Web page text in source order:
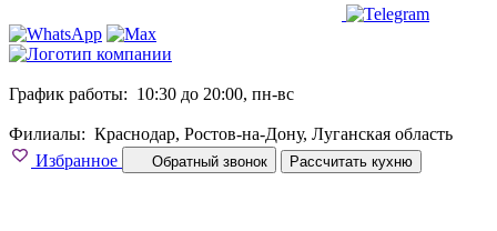
График работы: 10:30 до 20:00, пн-вс
Филиалы: Краснодар, Ростов-на-Дону, Луганская область
Избранное
Обратный звонок Рассчитать кухню